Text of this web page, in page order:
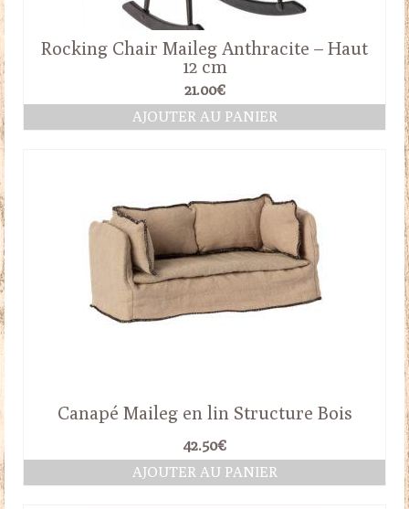
Rocking Chair Maileg Anthracite – Haut
12 cm
21.00€
AJOUTER AU PANIER
Canapé Maileg en lin Structure Bois
42.50€
AJOUTER AU PANIER